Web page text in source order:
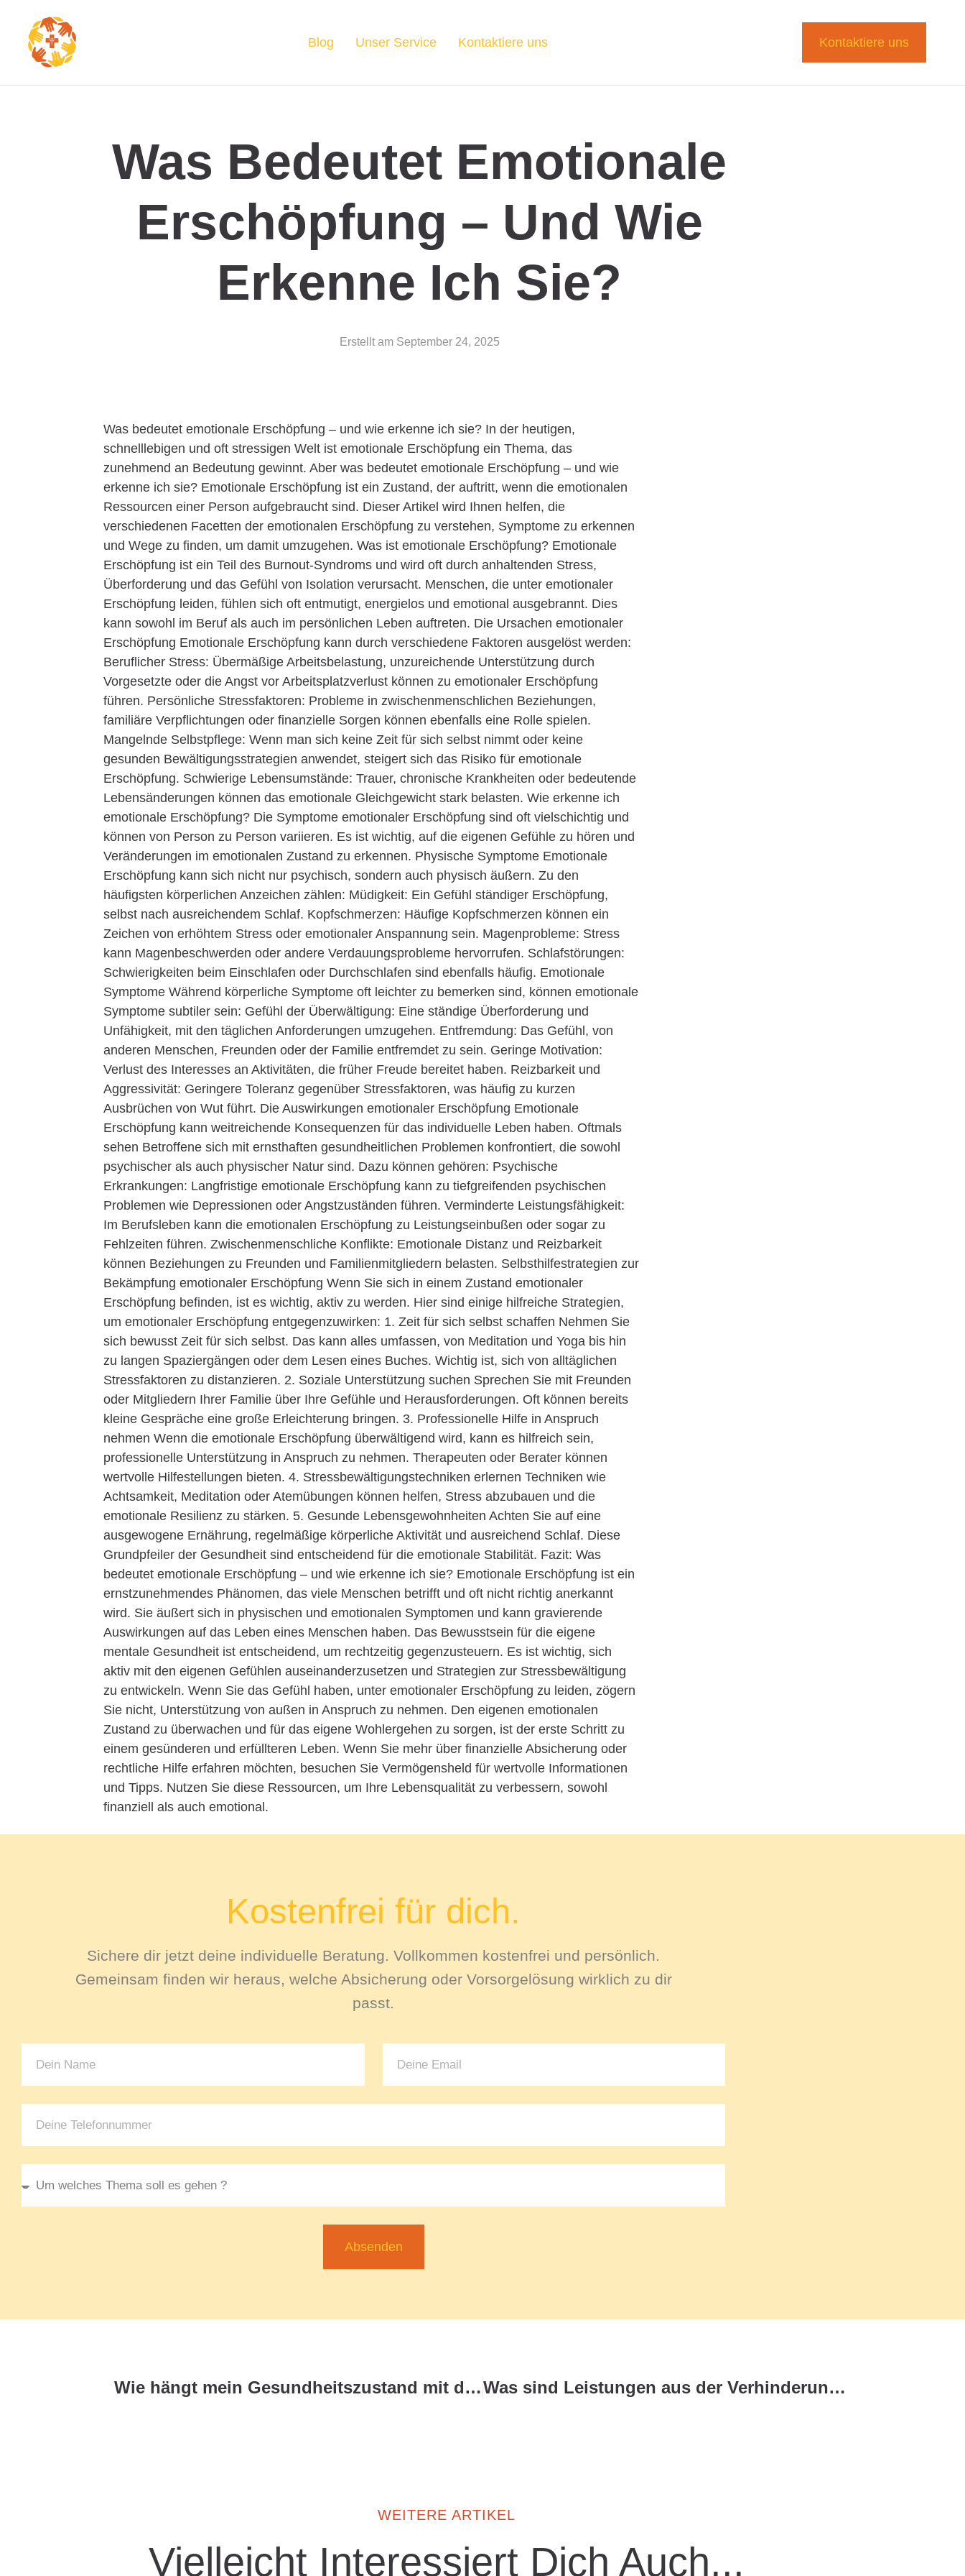
Blog Unser Service Kontaktiere uns Kontaktiere uns
Was Bedeutet Emotionale
Erschöpfung – Und Wie
Erkenne Ich Sie?
Erstellt am September 24, 2025
Was bedeutet emotionale Erschöpfung – und wie erkenne ich sie? In der heutigen,
schnelllebigen und oft stressigen Welt ist emotionale Erschöpfung ein Thema, das
zunehmend an Bedeutung gewinnt. Aber was bedeutet emotionale Erschöpfung – und wie
erkenne ich sie? Emotionale Erschöpfung ist ein Zustand, der auftritt, wenn die emotionalen
Ressourcen einer Person aufgebraucht sind. Dieser Artikel wird Ihnen helfen, die
verschiedenen Facetten der emotionalen Erschöpfung zu verstehen, Symptome zu erkennen
und Wege zu finden, um damit umzugehen. Was ist emotionale Erschöpfung? Emotionale
Erschöpfung ist ein Teil des Burnout-Syndroms und wird oft durch anhaltenden Stress,
Überforderung und das Gefühl von Isolation verursacht. Menschen, die unter emotionaler
Erschöpfung leiden, fühlen sich oft entmutigt, energielos und emotional ausgebrannt. Dies
kann sowohl im Beruf als auch im persönlichen Leben auftreten. Die Ursachen emotionaler
Erschöpfung Emotionale Erschöpfung kann durch verschiedene Faktoren ausgelöst werden:
Beruflicher Stress: Übermäßige Arbeitsbelastung, unzureichende Unterstützung durch
Vorgesetzte oder die Angst vor Arbeitsplatzverlust können zu emotionaler Erschöpfung
führen. Persönliche Stressfaktoren: Probleme in zwischenmenschlichen Beziehungen,
familiäre Verpflichtungen oder finanzielle Sorgen können ebenfalls eine Rolle spielen.
Mangelnde Selbstpflege: Wenn man sich keine Zeit für sich selbst nimmt oder keine
gesunden Bewältigungsstrategien anwendet, steigert sich das Risiko für emotionale
Erschöpfung. Schwierige Lebensumstände: Trauer, chronische Krankheiten oder bedeutende
Lebensänderungen können das emotionale Gleichgewicht stark belasten. Wie erkenne ich
emotionale Erschöpfung? Die Symptome emotionaler Erschöpfung sind oft vielschichtig und
können von Person zu Person variieren. Es ist wichtig, auf die eigenen Gefühle zu hören und
Veränderungen im emotionalen Zustand zu erkennen. Physische Symptome Emotionale
Erschöpfung kann sich nicht nur psychisch, sondern auch physisch äußern. Zu den
häufigsten körperlichen Anzeichen zählen: Müdigkeit: Ein Gefühl ständiger Erschöpfung,
selbst nach ausreichendem Schlaf. Kopfschmerzen: Häufige Kopfschmerzen können ein
Zeichen von erhöhtem Stress oder emotionaler Anspannung sein. Magenprobleme: Stress
kann Magenbeschwerden oder andere Verdauungsprobleme hervorrufen. Schlafstörungen:
Schwierigkeiten beim Einschlafen oder Durchschlafen sind ebenfalls häufig. Emotionale
Symptome Während körperliche Symptome oft leichter zu bemerken sind, können emotionale
Symptome subtiler sein: Gefühl der Überwältigung: Eine ständige Überforderung und
Unfähigkeit, mit den täglichen Anforderungen umzugehen. Entfremdung: Das Gefühl, von
anderen Menschen, Freunden oder der Familie entfremdet zu sein. Geringe Motivation:
Verlust des Interesses an Aktivitäten, die früher Freude bereitet haben. Reizbarkeit und
Aggressivität: Geringere Toleranz gegenüber Stressfaktoren, was häufig zu kurzen
Ausbrüchen von Wut führt. Die Auswirkungen emotionaler Erschöpfung Emotionale
Erschöpfung kann weitreichende Konsequenzen für das individuelle Leben haben. Oftmals
sehen Betroffene sich mit ernsthaften gesundheitlichen Problemen konfrontiert, die sowohl
psychischer als auch physischer Natur sind. Dazu können gehören: Psychische
Erkrankungen: Langfristige emotionale Erschöpfung kann zu tiefgreifenden psychischen
Problemen wie Depressionen oder Angstzuständen führen. Verminderte Leistungsfähigkeit:
Im Berufsleben kann die emotionalen Erschöpfung zu Leistungseinbußen oder sogar zu
Fehlzeiten führen. Zwischenmenschliche Konflikte: Emotionale Distanz und Reizbarkeit
können Beziehungen zu Freunden und Familienmitgliedern belasten. Selbsthilfestrategien zur
Bekämpfung emotionaler Erschöpfung Wenn Sie sich in einem Zustand emotionaler
Erschöpfung befinden, ist es wichtig, aktiv zu werden. Hier sind einige hilfreiche Strategien,
um emotionaler Erschöpfung entgegenzuwirken: 1. Zeit für sich selbst schaffen Nehmen Sie
sich bewusst Zeit für sich selbst. Das kann alles umfassen, von Meditation und Yoga bis hin
zu langen Spaziergängen oder dem Lesen eines Buches. Wichtig ist, sich von alltäglichen
Stressfaktoren zu distanzieren. 2. Soziale Unterstützung suchen Sprechen Sie mit Freunden
oder Mitgliedern Ihrer Familie über Ihre Gefühle und Herausforderungen. Oft können bereits
kleine Gespräche eine große Erleichterung bringen. 3. Professionelle Hilfe in Anspruch
nehmen Wenn die emotionale Erschöpfung überwältigend wird, kann es hilfreich sein,
professionelle Unterstützung in Anspruch zu nehmen. Therapeuten oder Berater können
wertvolle Hilfestellungen bieten. 4. Stressbewältigungstechniken erlernen Techniken wie
Achtsamkeit, Meditation oder Atemübungen können helfen, Stress abzubauen und die
emotionale Resilienz zu stärken. 5. Gesunde Lebensgewohnheiten Achten Sie auf eine
ausgewogene Ernährung, regelmäßige körperliche Aktivität und ausreichend Schlaf. Diese
Grundpfeiler der Gesundheit sind entscheidend für die emotionale Stabilität. Fazit: Was
bedeutet emotionale Erschöpfung – und wie erkenne ich sie? Emotionale Erschöpfung ist ein
ernstzunehmendes Phänomen, das viele Menschen betrifft und oft nicht richtig anerkannt
wird. Sie äußert sich in physischen und emotionalen Symptomen und kann gravierende
Auswirkungen auf das Leben eines Menschen haben. Das Bewusstsein für die eigene
mentale Gesundheit ist entscheidend, um rechtzeitig gegenzusteuern. Es ist wichtig, sich
aktiv mit den eigenen Gefühlen auseinanderzusetzen und Strategien zur Stressbewältigung
zu entwickeln. Wenn Sie das Gefühl haben, unter emotionaler Erschöpfung zu leiden, zögern
Sie nicht, Unterstützung von außen in Anspruch zu nehmen. Den eigenen emotionalen
Zustand zu überwachen und für das eigene Wohlergehen zu sorgen, ist der erste Schritt zu
einem gesünderen und erfüllteren Leben. Wenn Sie mehr über finanzielle Absicherung oder
rechtliche Hilfe erfahren möchten, besuchen Sie Vermögensheld für wertvolle Informationen
und Tipps. Nutzen Sie diese Ressourcen, um Ihre Lebensqualität zu verbessern, sowohl
finanziell als auch emotional.
Kostenfrei für dich.
Sichere dir jetzt deine individuelle Beratung. Vollkommen kostenfrei und persönlich.
Gemeinsam finden wir heraus, welche Absicherung oder Vorsorgelösung wirklich zu dir
passt.
Absenden
Wie hängt mein Gesundheitszustand mit dem Zustand der Welt zusammen? Was sind Leistungen aus der Verhinderungspflege?
WEITERE ARTIKEL
Vielleicht Interessiert Dich Auch...